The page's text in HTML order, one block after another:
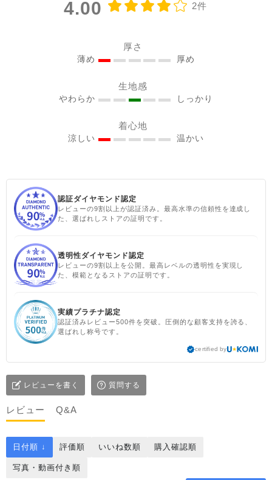
クが明るく優しい雰囲気に
🔶 OC2wayピンタックノー
す #sisam ＃フェアトレード
ッション
4.00 2件
厚さ
薄め 厚め
生地感
やわらか しっかり
着心地
涼しい 温かい
認証ダイヤモンド認定
レビューの9割以上が認証済み。最高水準の信頼性を達成し
た、選ばれしストアの証明です。
透明性ダイヤモンド認定
レビューの9割以上を公開。最高レベルの透明性を実現し
た、模範となるストアの証明です。
実績プラチナ認定
認証済みレビュー500件を突破。圧倒的な顧客支持を誇る、
選ばれし称号です。
certified by
レビューを書く 質問する
レビュー Q&A
日付順 ↓ 評価順 いいね数順 購入確認順
写真・動画付き順